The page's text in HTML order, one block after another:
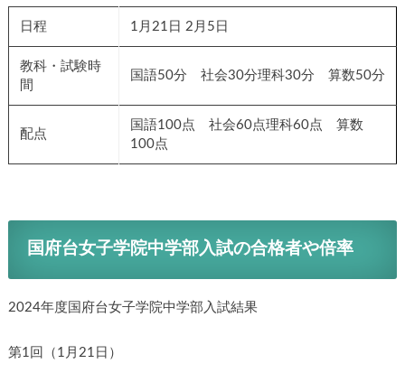
日程 1月21日 2月5日
教科・試験時
間
国語50分 社会30分理科30分 算数50分
配点
国語100点 社会60点理科60点 算数
100点
国府台女子学院中学部入試の合格者や倍率
2024年度国府台女子学院中学部入試結果
第1回（1月21日）